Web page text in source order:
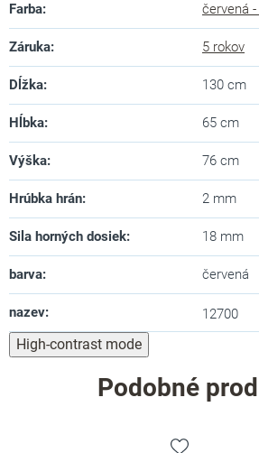
Farba: červená
Záruka: 5 rokov
Dĺžka: 130 cm
Hĺbka: 65 cm
Výška: 76 cm
Hrúbka hrán: 2 mm
Sila horných dosiek: 18 mm
barva: červená
nazev: 12700
High-contrast mode
Podobné